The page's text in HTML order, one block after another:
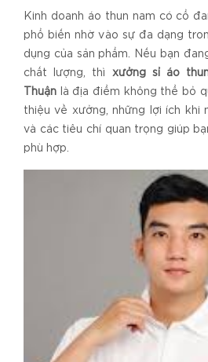
Kinh doanh áo thun nam có cổ
phổ biến nhờ vào sự đa dạng
dụng của sản phẩm. Nếu bạn
chất lượng, thì xưởng sỉ áo
Thuận là địa điểm không thể bỏ
thiệu về xưởng, những lợi ích khi
và các tiêu chí quan trọng giúp
phù hợp.